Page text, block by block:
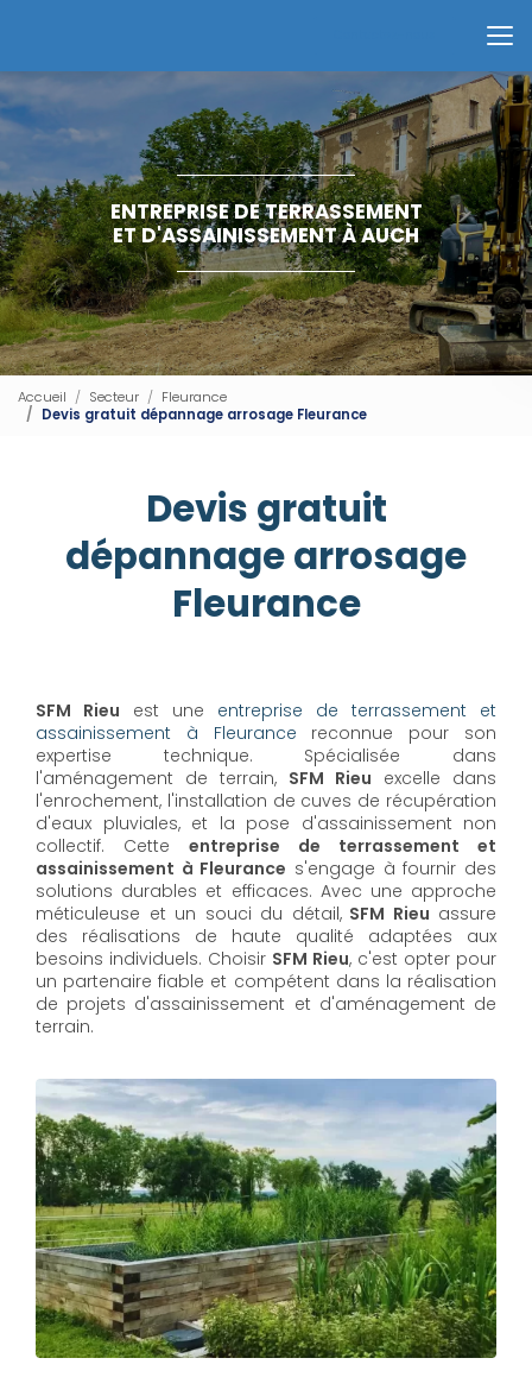
principal
ENTREPRISE DE TERRASSEMENT
ET D'ASSAINISSEMENT À AUCH
Accueil Secteur
Fleurance
Devis gratuit dépannage arrosage Fleurance
Devis gratuit
dépannage arrosage
Fleurance
SFM Rieu est une entreprise de terrassement et
assainissement à Fleurance reconnue pour son
expertise technique. Spécialisée dans
l'aménagement de terrain, SFM Rieu excelle dans
l'enrochement, l'installation de cuves de récupération
d'eaux pluviales, et la pose d'assainissement non
collectif. Cette entreprise de terrassement et
assainissement à Fleurance s'engage à fournir des
solutions durables et efficaces. Avec une approche
méticuleuse et un souci du détail,SFM Rieu assure
des réalisations de haute qualité adaptées aux
besoins individuels. Choisir SFM Rieu, c'est opter pour
un partenaire fiable et compétent dans la réalisation
de projets d'assainissement et d'aménagement de
terrain.